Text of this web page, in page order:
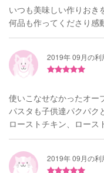
いつも美味しい作りおき
何品も作ってくださり感
2019年 09月の利
使いこなせなかったオー
パスタも子供達パクパク
ローストチキン、ロース
2019年 09月の利